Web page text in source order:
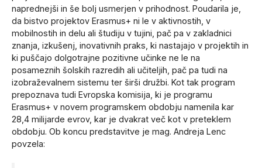
naprednejši in še bolj usmerjen v prihodnost. Poudarila je,
da bistvo projektov Erasmus+ ni le v aktivnostih, v
mobilnostih in delu ali študiju v tujini, pač pa v zakladnici
znanja, izkušenj, inovativnih praks, ki nastajajo v projektih in
ki puščajo dolgotrajne pozitivne učinke ne le na
posameznih šolskih razredih ali učiteljih, pač pa tudi na
izobraževalnem sistemu ter širši družbi. Kot tak program
prepoznava tudi Evropska komisija, ki je programu
Erasmus+ v novem programskem obdobju namenila kar
28,4 milijarde evrov, kar je dvakrat več kot v preteklem
obdobju. Ob koncu predstavitve je mag. Andreja Lenc
povzela: